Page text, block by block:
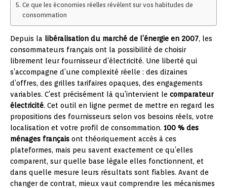
Ce que les économies réelles révèlent sur vos habitudes de
consommation
Depuis la libéralisation du marché de l’énergie en 2007, les
consommateurs français ont la possibilité de choisir
librement leur fournisseur d’électricité. Une liberté qui
s’accompagne d’une complexité réelle : des dizaines
d’offres, des grilles tarifaires opaques, des engagements
variables. C’est précisément là qu’intervient le comparateur
électricité. Cet outil en ligne permet de mettre en regard les
propositions des fournisseurs selon vos besoins réels, votre
localisation et votre profil de consommation. 100 % des
ménages français ont théoriquement accès à ces
plateformes, mais peu savent exactement ce qu’elles
comparent, sur quelle base légale elles fonctionnent, et
dans quelle mesure leurs résultats sont fiables. Avant de
changer de contrat, mieux vaut comprendre les mécanismes